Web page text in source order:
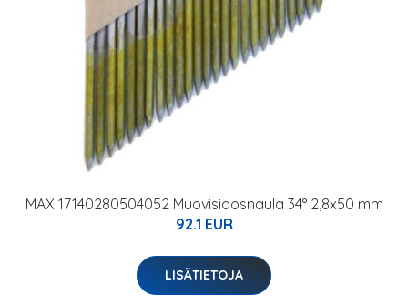
MAX 17140280504052 Muovisidosnaula 34° 2,8x50 mm
92.1 EUR
LISÄTIETOJA